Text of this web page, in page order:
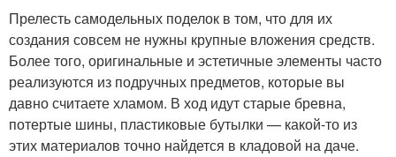
Прелесть самодельных поделок в том, что для их
создания совсем не нужны крупные вложения средств.
Более того, оригинальные и эстетичные элементы часто
реализуются из подручных предметов, которые вы
давно считаете хламом. В ход идут старые бревна,
потертые шины, пластиковые бутылки — какой-то из
этих материалов точно найдется в кладовой на даче.